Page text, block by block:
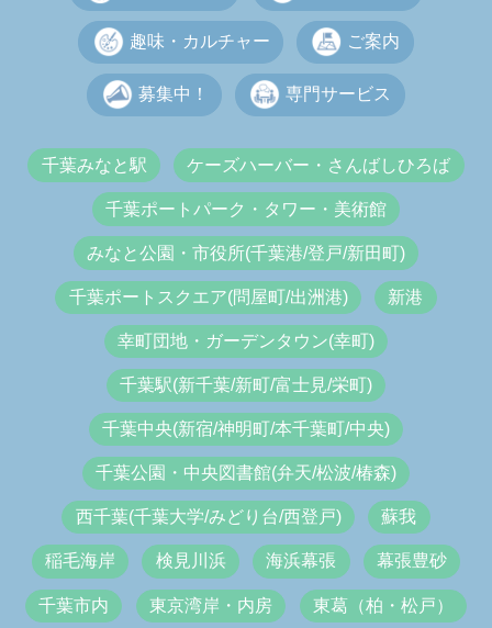
趣味・カルチャー ご案内
募集中！ 専門サービス
千葉みなと駅 ケーズハーバー・さんばしひろば
千葉ポートパーク・タワー・美術館
みなと公園・市役所(千葉港/登戸/新田町)
千葉ポートスクエア(問屋町/出洲港) 新港
幸町団地・ガーデンタウン(幸町)
千葉駅(新千葉/新町/富士見/栄町)
千葉中央(新宿/神明町/本千葉町/中央)
千葉公園・中央図書館(弁天/松波/椿森)
西千葉(千葉大学/みどり台/西登戸) 蘇我
稲毛海岸 検見川浜 海浜幕張 幕張豊砂
千葉市内 東京湾岸・内房 東葛（柏・松戸）